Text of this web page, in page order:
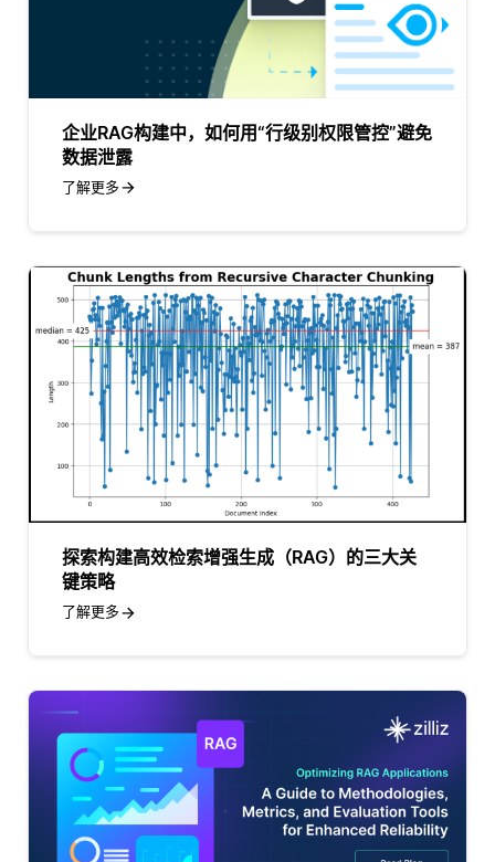
企业RAG构建中，如何用“行级别权限管控”避免
数据泄露
了解更多
探索构建高效检索增强生成（RAG）的三大关
键策略
了解更多